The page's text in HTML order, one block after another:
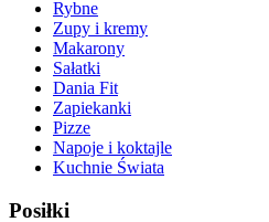
Rybne
Zupy i kremy
Makarony
Sałatki
Dania Fit
Zapiekanki
Pizze
Napoje i koktajle
Kuchnie Świata
Posiłki